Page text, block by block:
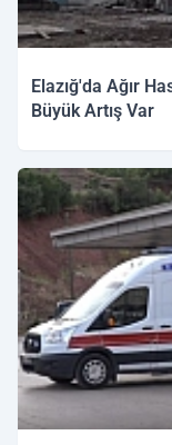
Elazığ'da Ağır
Büyük Artış Var